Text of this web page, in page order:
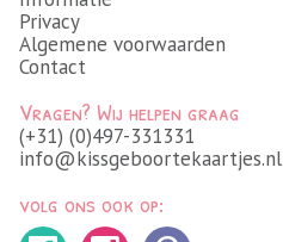
Privacy
Algemene voorwaarden
Contact
Vragen? Wij helpen graag
(+31) (0)497-331331
info@kissgeboortekaartjes.nl
volg ons ook op: